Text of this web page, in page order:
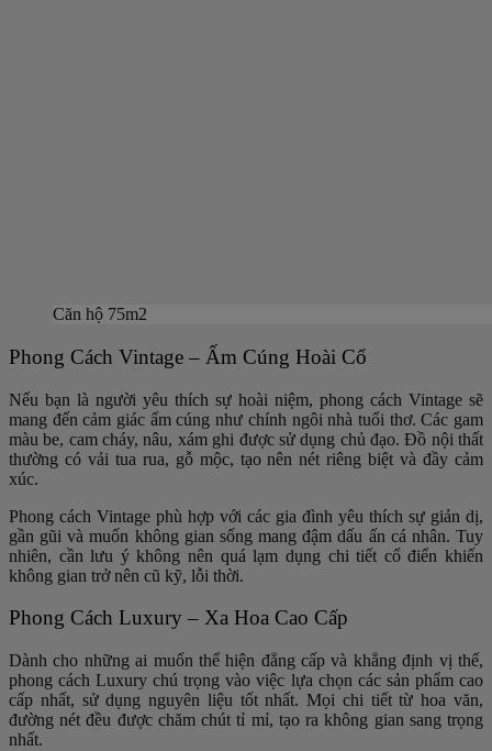
Căn hộ 75m2
Phong Cách Vintage – Ấm Cúng Hoài Cổ
Nếu bạn là người yêu thích sự hoài niệm, phong cách Vintage sẽ
mang đến cảm giác ấm cúng như chính ngôi nhà tuổi thơ. Các gam
màu be, cam cháy, nâu, xám ghi được sử dụng chủ đạo. Đồ nội thất
thường có vải tua rua, gỗ mộc, tạo nên nét riêng biệt và đầy cảm
xúc.
Phong cách Vintage phù hợp với các gia đình yêu thích sự giản dị,
gần gũi và muốn không gian sống mang đậm dấu ấn cá nhân. Tuy
nhiên, cần lưu ý không nên quá lạm dụng chi tiết cổ điển khiến
không gian trở nên cũ kỹ, lỗi thời.
Phong Cách Luxury – Xa Hoa Cao Cấp
Dành cho những ai muốn thể hiện đẳng cấp và khẳng định vị thế,
phong cách Luxury chú trọng vào việc lựa chọn các sản phẩm cao
cấp nhất, sử dụng nguyên liệu tốt nhất. Mọi chi tiết từ hoa văn,
đường nét đều được chăm chút tỉ mỉ, tạo ra không gian sang trọng
nhất.